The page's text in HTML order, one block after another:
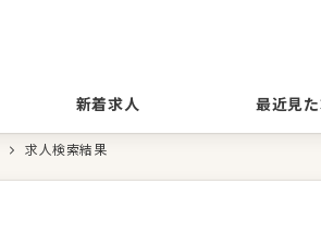
新着求人 最近見
求人検索結果